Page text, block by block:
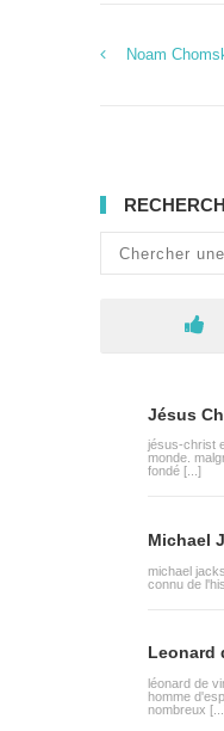
Noam
Jésus
jésus-christ
monde.
fondé [...]
Michael
michael
connu de
Leonard
léonard de
homme
nombreux